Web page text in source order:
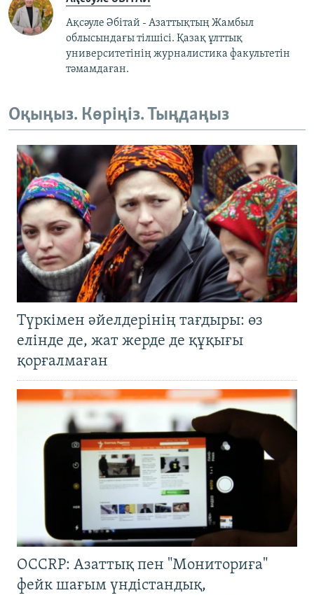
Ақсәуле Әбітай - Азаттықтың Жамбыл
облысындағы тілшісі. Қазақ ұлттық
университетінің журналистика факультетін
тәмамдаған.
Оқыңыз. Көріңіз. Тыңдаңыз
Түркімен әйелдерінің тағдыры: өз
елінде де, жат жерде де құқығы
қорғалмаған
OCCRP: Азаттық пен "Мониториға"
фейк шағым үндістандық,